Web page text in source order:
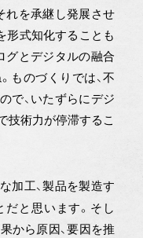
れを承継し発展させ
形式知化することも
グとデジタルの融合
ものづくりでは、不
で、いたずらにデジ
技術力が停滞するこ
加工、製品を製造す
と思います。そし
から原因、要因を推